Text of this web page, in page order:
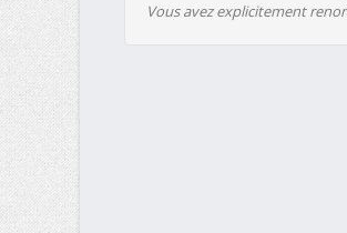
Vous avez explicitement